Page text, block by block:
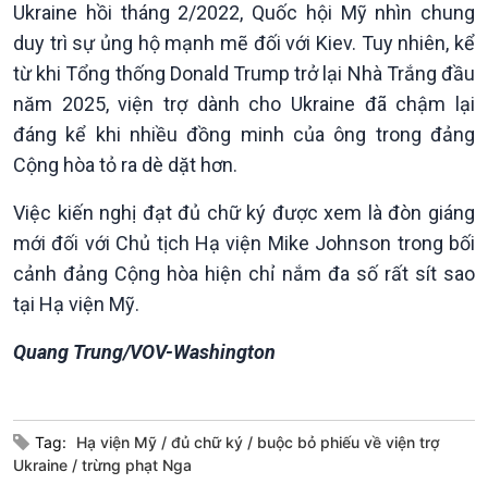
Tin Đời sống & Xã hội
360 độ Sức khỏe
Chuyển đổi Xanh
Tài nguyên và Môi trường
Chuyên gia của bạn
Xã hội chuyển động
Bước chân đến trường
Tin Khoa học & Công nghệ
Kết nối công nghệ
Sống chung với biến đổi
khí hậu
Tin Văn hoá & Du lịch
Chát với người nổi tiếng
Ảnh
Ukraine hồi tháng 2/2022, Quốc hội Mỹ nhìn chung
duy trì sự ủng hộ mạnh mẽ đối với Kiev. Tuy nhiên, kể
từ khi Tổng thống Donald Trump trở lại Nhà Trắng đầu
năm 2025, viện trợ dành cho Ukraine đã chậm lại
đáng kể khi nhiều đồng minh của ông trong đảng
Cộng hòa tỏ ra dè dặt hơn.
Việc kiến nghị đạt đủ chữ ký được xem là đòn giáng
mới đối với Chủ tịch Hạ viện Mike Johnson trong bối
cảnh đảng Cộng hòa hiện chỉ nắm đa số rất sít sao
tại Hạ viện Mỹ.
Quang Trung/VOV-Washington
Tag: Hạ viện Mỹ đủ chữ ký
buộc bỏ phiếu về viện trợ
Ukraine
trừng phạt Nga